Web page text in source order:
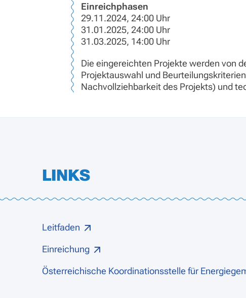
Einreichphasen
29.11.2024, 24:00 Uhr
31.01.2025, 24:00 Uhr
31.03.2025, 14:00 Uhr
Die eingereichten Projekte werden von
Projektauswahl und
Nachvollziehbarkeit des Projekts) und
LINKS
Leitfaden
Einreichung
Österreichische Koordinationsstelle für